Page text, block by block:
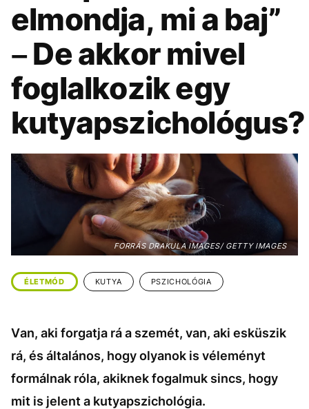
UTAZÁS
ÉLETMÓD DESIGN
BESZÉLGETÉSEK
VIDEÓ TÖRTÉNETEK
GASZTRO
elmondja, mi a baj”
– De akkor mivel
foglalkozik egy
kutyapszichológus?
FORRÁS DRAKULA IMAGES/ GETTY IMAGES
ÉLETMÓD KUTYA PSZICHOLÓGIA
Van, aki forgatja rá a szemét, van, aki esküszik
rá, és általános, hogy olyanok is véleményt
formálnak róla, akiknek fogalmuk sincs, hogy
mit is jelent a kutyapszichológia.